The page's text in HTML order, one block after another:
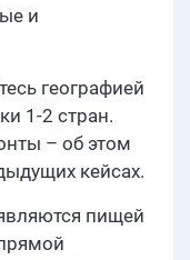
и
географией
1-2 стран.
– об этом
кейсах.
пищей